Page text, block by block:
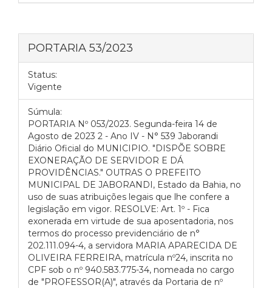
PORTARIA 53/2023
Status:
Vigente
Súmula:
PORTARIA Nº 053/2023. Segunda-feira 14 de
Agosto de 2023 2 - Ano IV - N° 539 Jaborandi
Diário Oficial do MUNICIPIO. "DISPÕE SOBRE
EXONERAÇÃO DE SERVIDOR E DÁ
PROVIDÊNCIAS." OUTRAS O PREFEITO
MUNICIPAL DE JABORANDI, Estado da Bahia, no
uso de suas atribuições legais que lhe confere a
legislação em vigor. RESOLVE: Art. 1º - Fica
exonerada em virtude de sua aposentadoria, nos
termos do processo previdenciário de n°
202.111.094-4, a servidora MARIA APARECIDA DE
OLIVEIRA FERREIRA, matrícula nº24, inscrita no
CPF sob o nº 940.583.775-34, nomeada no cargo
de "PROFESSOR(A)", através da Portaria de nº